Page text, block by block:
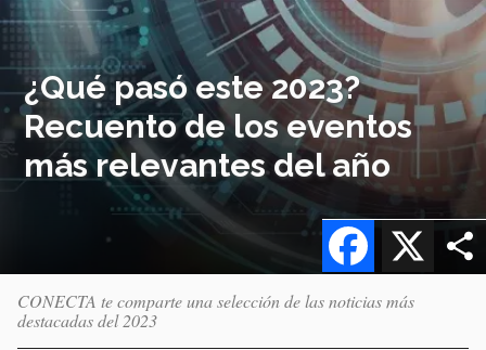
¿Qué pasó este 2023?
Recuento de los eventos
más relevantes del año
X
Facebook
CONECTA te comparte una selección de las noticias más
destacadas del 2023